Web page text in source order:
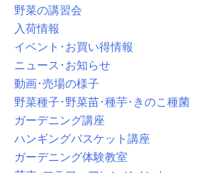
野菜の講習会
入荷情報
イベント･お買い得情報
ニュース･お知らせ
動画･売場の様子
野菜種子･野菜苗･種芋･きのこ種菌
ガーデニング講座
ハンギングバスケット講座
ガーデニング体験教室